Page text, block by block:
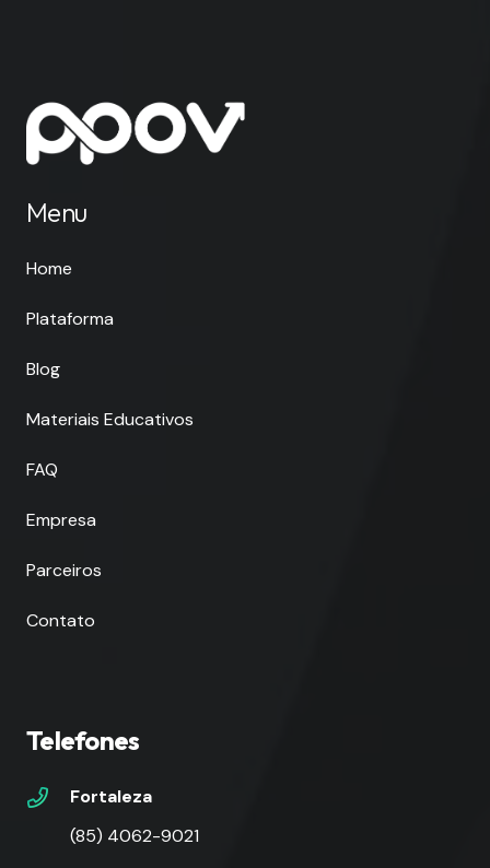
Menu
Home
Plataforma
Blog
Materiais Educativos
FAQ
Empresa
Parceiros
Contato
Telefones
Fortaleza
(85) 4062-9021